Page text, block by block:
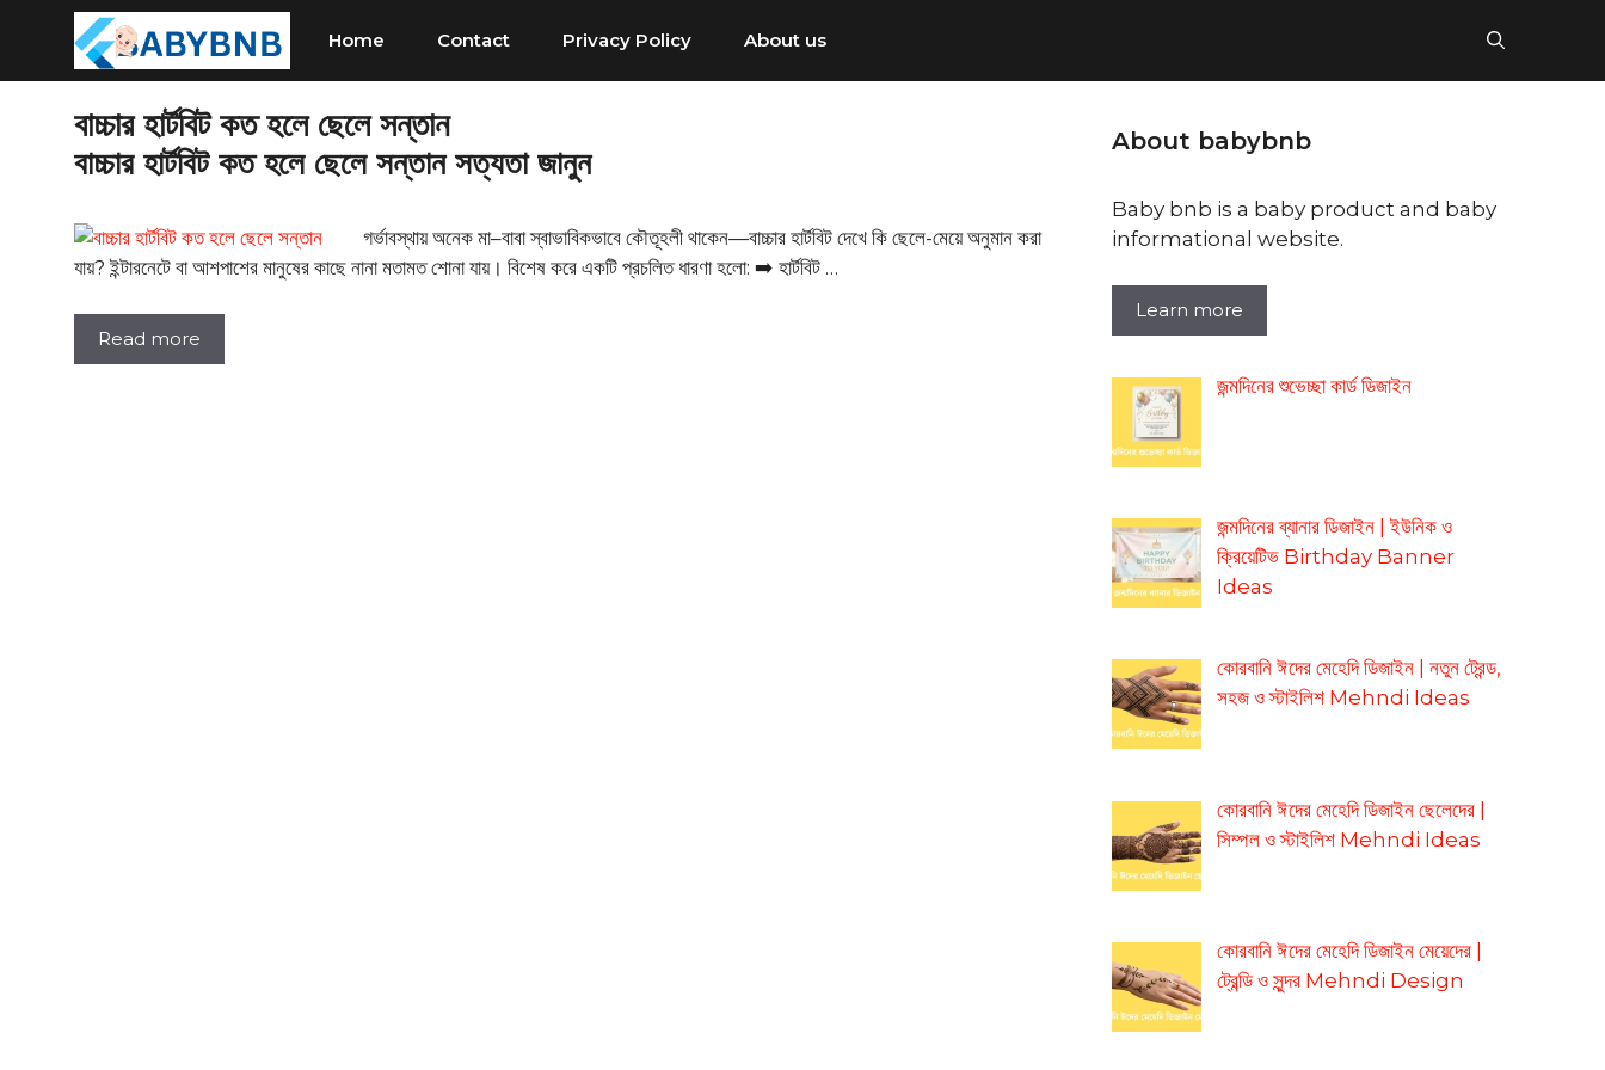
content
Home Contact Privacy Policy About us
বাচ্চার হার্টবিট কত হলে ছেলে সন্তান
বাচ্চার হার্টবিট কত হলে ছেলে সন্তান সত্যতা জানুন
গর্ভাবস্থায় অনেক মা–বাবা স্বাভাবিকভাবে কৌতূহলী থাকেন—বাচ্চার হার্টবিট দেখে কি ছেলে-মেয়ে অনুমান করা
যায়? ইন্টারনেটে বা আশপাশের মানুষের কাছে নানা মতামত শোনা যায়। বিশেষ করে একটি প্রচলিত ধারণা হলো: ➡️ হার্টবিট …
Read more
About babybnb
Baby bnb is a baby product and baby
informational website.
Learn more
জন্মদিনের শুভেচ্ছা কার্ড ডিজাইন
জন্মদিনের ব্যানার ডিজাইন | ইউনিক ও
ক্রিয়েটিভ Birthday Banner
Ideas
কোরবানি ঈদের মেহেদি ডিজাইন | নতুন ট্রেন্ড,
সহজ ও স্টাইলিশ Mehndi Ideas
কোরবানি ঈদের মেহেদি ডিজাইন ছেলেদের |
সিম্পল ও স্টাইলিশ Mehndi Ideas
কোরবানি ঈদের মেহেদি ডিজাইন মেয়েদের |
ট্রেন্ডি ও সুন্দর Mehndi Design